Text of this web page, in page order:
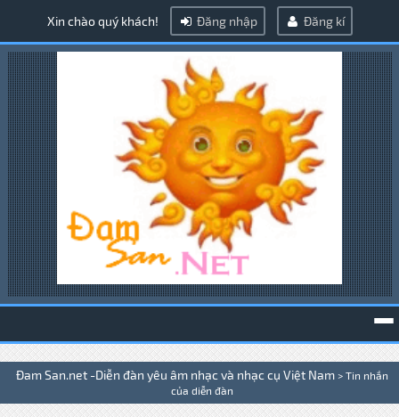
Xin chào quý khách! Đăng nhập Đăng kí
Đam San.net -Diễn đàn yêu âm nhạc và nhạc cụ Việt Nam > Tin nhắn
của diễn đàn